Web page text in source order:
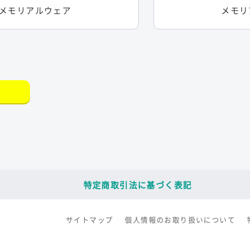
メモリアルウェア メモ
特定商取引法に基づく表記
サイトマップ 個人情報のお取り扱いについて